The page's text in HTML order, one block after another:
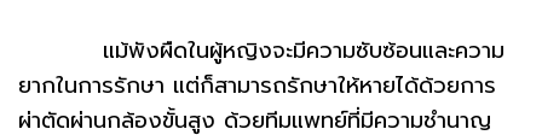
แม้พังผืดในผู้หญิงจะมีความซับซ้อนและความ
ยากในการรักษา แต่ก็สามารถรักษาให้หายได้ด้วยการ
ผ่าตัดผ่านกล้องขั้นสูง ด้วยทีมแพทย์ที่มีความชำนาญ